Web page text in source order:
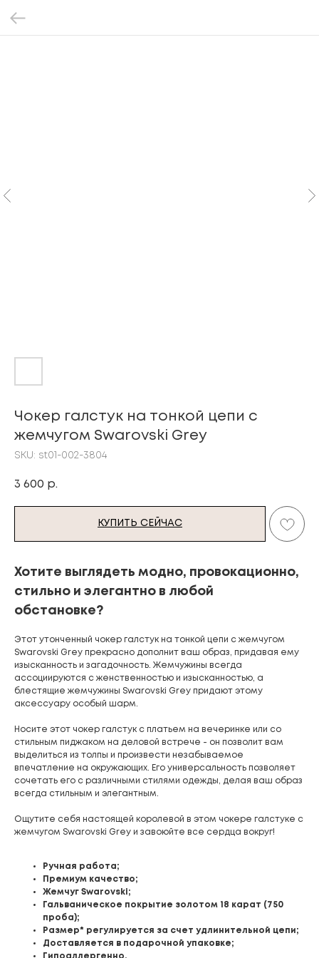
Чокер галстук на тонкой цепи с
жемчугом Swarovski Grey
SKU: st01-002-3804
3 600 р.
КУПИТЬ СЕЙЧАС
Хотите выглядеть модно, провокационно,
стильно и элегантно в любой
обстановке?
Этот утонченный чокер галстук на тонкой цепи с жемчугом
Swarovski Grey прекрасно дополнит ваш образ, придавая ему
изысканность и загадочность. Жемчужины всегда
ассоциируются с женственностью и изысканностью, а
блестящие жемчужины Swarovski Grey придают этому
аксессуару особый шарм.
Носите этот чокер галстук с платьем на вечеринке или со
стильным пиджаком на деловой встрече - он позволит вам
выделиться из толпы и произвести незабываемое
впечатление на окружающих. Его универсальность позволяет
сочетать его с различными стилями одежды, делая ваш образ
всегда стильным и элегантным.
Ощутите себя настоящей королевой в этом чокере галстуке с
жемчугом Swarovski Grey и завоюйте все сердца вокруг!
Ручная работа;
Премиум качество;
Жемчуг Swarovski;
Гальваническое покрытие золотом 18 карат (750
проба);
Размер* регулируется за счет удлинительной цепи;
Доставляется в подарочной упаковке;
Гипоаллергенно.